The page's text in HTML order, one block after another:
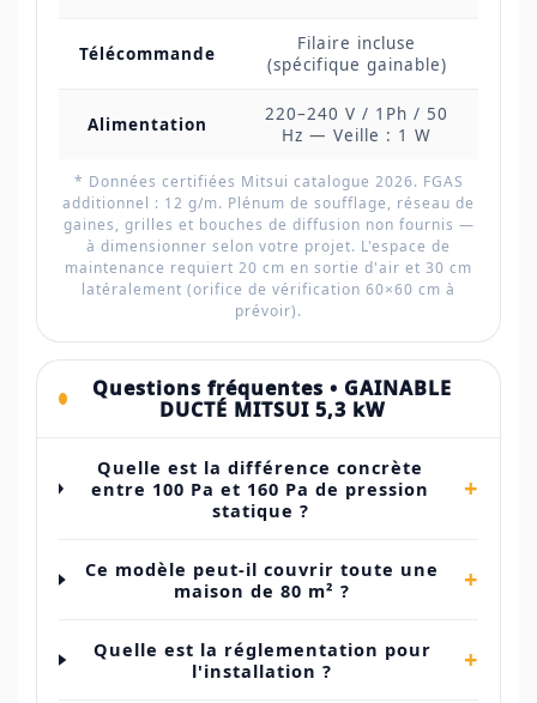
Télécommande
Filaire incluse
(spécifique gainable)
Alimentation
220–240 V / 1Ph / 50
Hz — Veille : 1 W
* Données certifiées Mitsui catalogue 2026. FGAS
additionnel : 12 g/m. Plénum de soufflage, réseau de
gaines, grilles et bouches de diffusion non fournis —
à dimensionner selon votre projet. L'espace de
maintenance requiert 20 cm en sortie d'air et 30 cm
latéralement (orifice de vérification 60×60 cm à
prévoir).
Questions fréquentes • GAINABLE
DUCTÉ MITSUI 5,3 kW
Quelle est la différence concrète
entre 100 Pa et 160 Pa de pression
statique ?
+
Ce modèle peut-il couvrir toute une
maison de 80 m² ?
+
Quelle est la réglementation pour
l'installation ?
+